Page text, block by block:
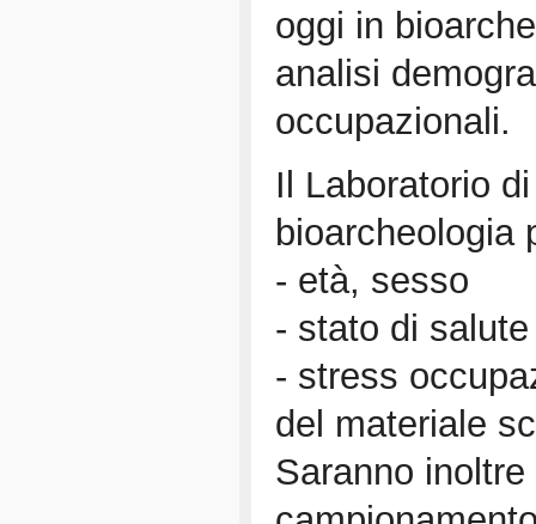
oggi in
analisi
occupazionali.
Il Laboratorio
bioarcheologia
- età, sesso
- stato di salute
- stress
del materiale
Saranno